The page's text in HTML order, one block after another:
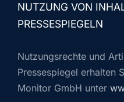
NUTZUNG VON
PRESSESPIEGELN
Nutzungsrechte und
Pressespiegel erhalten
Monitor GmbH unter